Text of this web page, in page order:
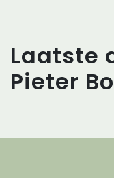
Laatste
Pieter